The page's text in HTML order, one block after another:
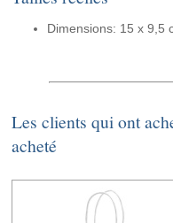
Dimensions: 15 x 9,5
Les clients qui ont
acheté